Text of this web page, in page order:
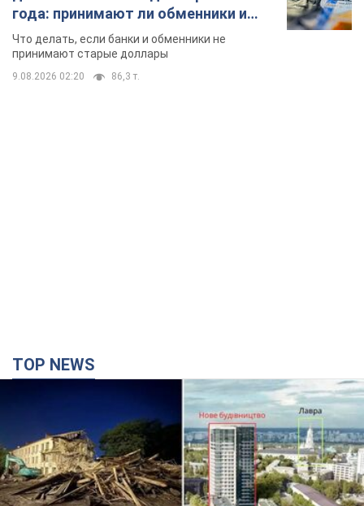
года: принимают ли обменники и
банки такие купюры
Что делать, если банки и обменники не
принимают старые доллары
9.08.2026 02:20 86,3 т.
TOP NEWS